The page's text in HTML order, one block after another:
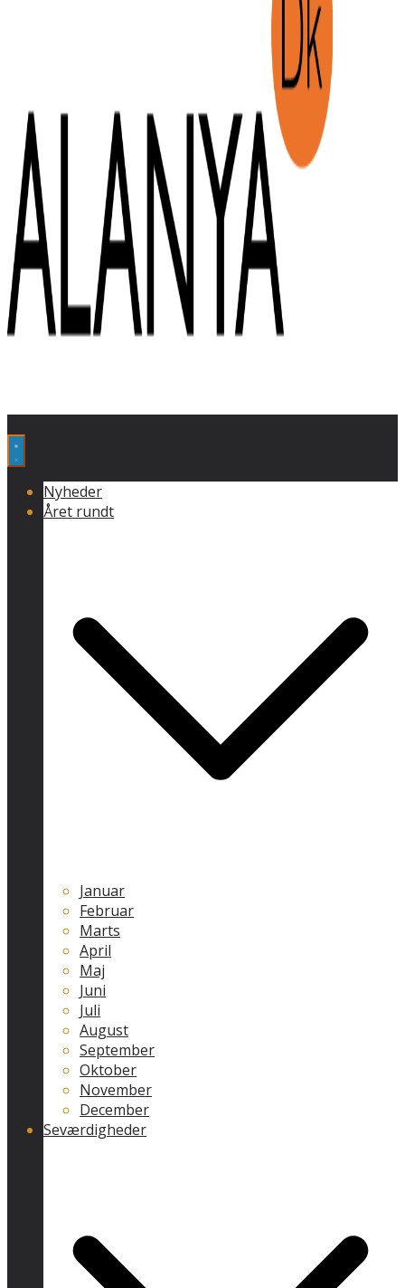
Nyheder
Året rundt
Januar
Februar
Marts
April
Maj
Juni
Juli
August
September
Oktober
November
December
Seværdigheder